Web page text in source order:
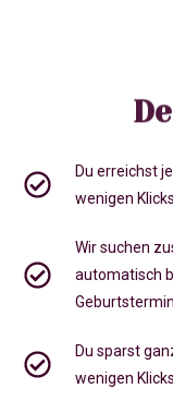
Du erreichst
wenigen Klicks.
Wir suchen
automatisch
Geburtstermin.
Du sparst
wenigen